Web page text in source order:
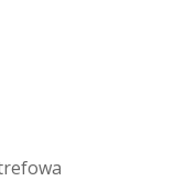
refowa